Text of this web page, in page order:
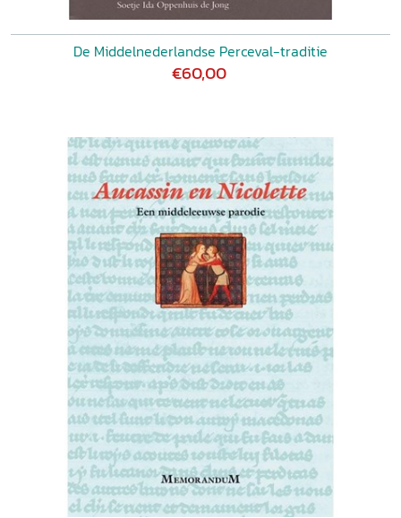
De Middelnederlandse Perceval-traditie
€60,00